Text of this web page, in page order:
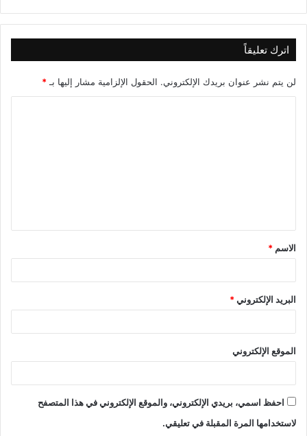
اترك تعليقاً
لن يتم نشر عنوان بريدك الإلكتروني. الحقول الإلزامية مشار إليها بـ *
ق
*
الاسم *
البريد الإلكتروني*
الموقع الإلكتروني
احفظ اسمي، بريدي الإلكتروني، والموقع الإلكتروني في هذا المتصفح
لاستخدامها المرة المقبلة في تعليقي.